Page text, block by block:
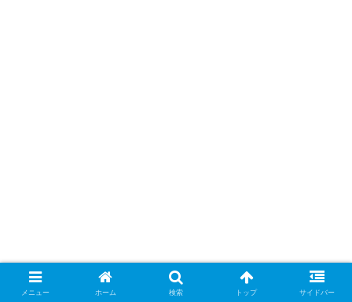
メニュー ホーム 検索 トップ サイドバー